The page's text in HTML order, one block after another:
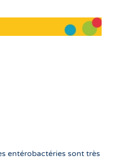
entérobactéries sont très